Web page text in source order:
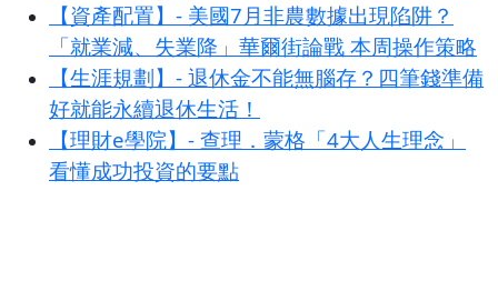
【資產配置】- 美國7月非農數據出現陷阱？
「就業減、失業降」華爾街論戰 本周操作策略
【生涯規劃】- 退休金不能無腦存？四筆錢準備
好就能永續退休生活！
【理財e學院】- 查理．蒙格「4大人生理念」
看懂成功投資的要點